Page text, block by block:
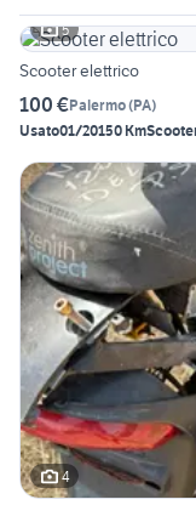
5
Scooter elettrico
100 €Palermo(PA)
Usato01/20150 Km
4